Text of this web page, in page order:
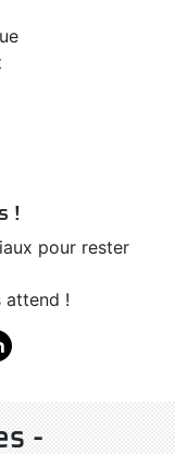
!
pour rester
attend !
-